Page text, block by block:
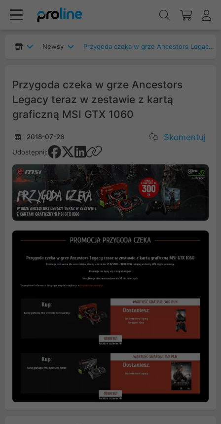
Newsy Przygoda czeka w grze Ancestors Legacy teraz w zestawie z kartą graficzną MSI GTX 1060
Przygoda czeka w grze Ancestors
Legacy teraz w zestawie z kartą
graficzną MSI GTX 1060
2018-07-26 Skomentuj
Udostępnij: